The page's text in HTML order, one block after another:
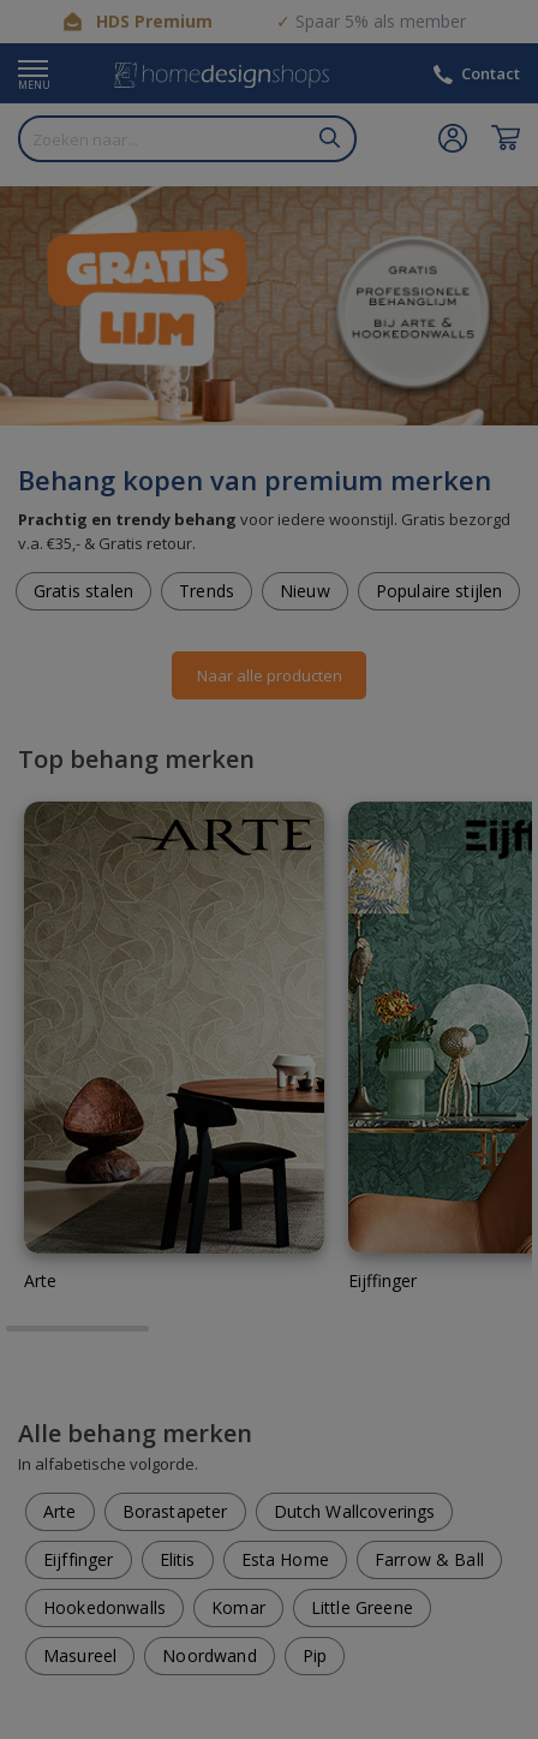
HDS Premium Spaar 5% als member
MENU
Contact
Behang kopen van premium merken
Prachtig en trendy behang voor iedere woonstijl. Gratis bezorgd
v.a. €35,- & Gratis retour.
Gratis stalen Trends Nieuw Populaire stijlen
Naar alle producten
Top behang merken
Arte Eijffinger
Alle behang merken
In alfabetische volgorde.
Arte Borastapeter Dutch Wallcoverings
Eijffinger Elitis Esta Home Farrow & Ball
Hookedonwalls Komar Little Greene
Masureel Noordwand Pip